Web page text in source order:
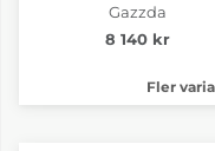
Gazzda
8 140 kr
Fler